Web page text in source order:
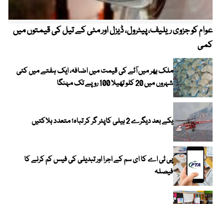
عوام کو جزوی ریلیف، پیٹرول، ڈیزل اور مٹی کے تیل کی قیمتوں میں
کمی
ملک بھر میں آٹے کی قیمت میں اضافہ، ایک ہفتے میں کئی
شہروں میں 20 کلو تھیلا 100 روپے تک مہنگا
یکے بعد دیگرے 2 ہیلی کاپٹر گر کر تباہ؛ متعدد ہلاکتیں
پی ٹی اے کا ای سم کے اجرا اور تبدیلی کی فیس کم کرنے کا
فیصلہ